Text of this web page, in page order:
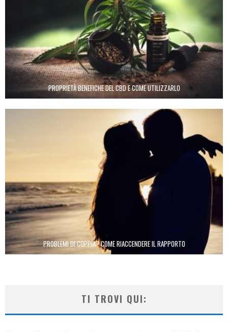
PROPRIETÀ BENEFICHE DEL CBD E COME UTILIZZARLO
PROBLEMI DI COPPIA? COME RIACCENDERE IL RAPPORTO
TI TROVI QUI: